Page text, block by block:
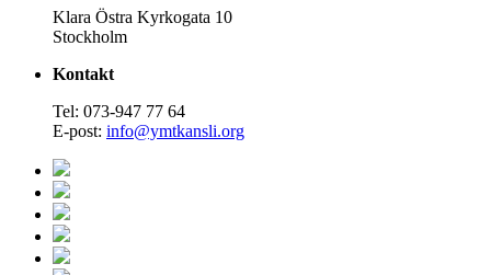
Klara Östra Kyrkogata 10
Stockholm
Kontakt
Tel: 073-947 77 64
E-post: info@ymtkansli.org